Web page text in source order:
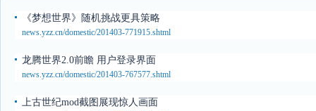
《梦想世界》随机挑战更具策略
news.yzz.cn/domestic/201403-771915.shtml
龙腾世界2.0前瞻 用户登录界面
news.yzz.cn/domestic/201403-767577.shtml
上古世纪mod截图展现惊人画面